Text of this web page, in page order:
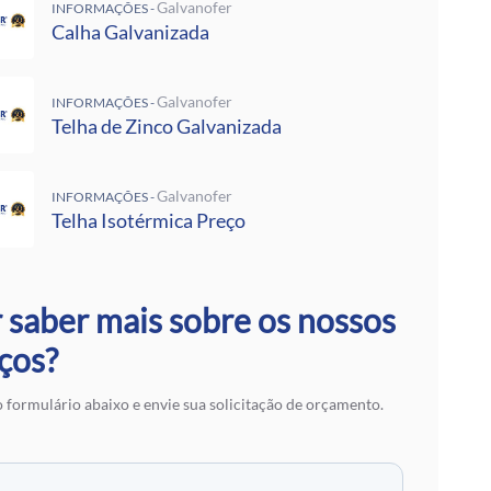
Calha Galvanizada
Preço M2
Termoacústico
Aço Galvanizado
Aço Galvanizado
para Telhado
de Zinco
INFORMAÇÕES -Galvanofer
Calha Galvanizada
INFORMAÇÕES -Galvanofer
Telha de Zinco Galvanizada
INFORMAÇÕES -Galvanofer
Telha Isotérmica Preço
mais sobre os nossos
formulário abaixo e envie sua solicitação de orçamento.